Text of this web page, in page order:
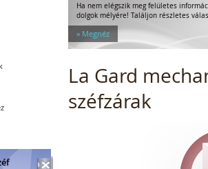
Ha nem elégszik meg felületes
dolgok mélyére! Találjon részletes
» Megnéz
La Gard
széfzárak